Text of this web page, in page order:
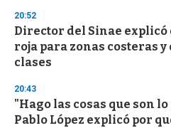
20:52
Director del Sinae
roja para zonas costeras y
clases
20:43
"Hago las cosas que son
Pablo López explicó por